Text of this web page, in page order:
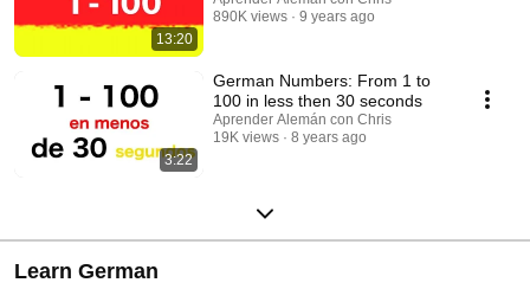
13:20
890K views
9 years ago
3:22
German Numbers: From 1 to
100 in less then 30 seconds
Aprender Alemán con Chris
19K views
8 years ago
Learn German